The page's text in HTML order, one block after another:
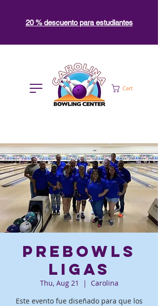
Cart
20 % descuento para estudiantes
PreBowls
ligas
Thu, Aug 21
  |
Carolina
Este evento fue diseñado para que los